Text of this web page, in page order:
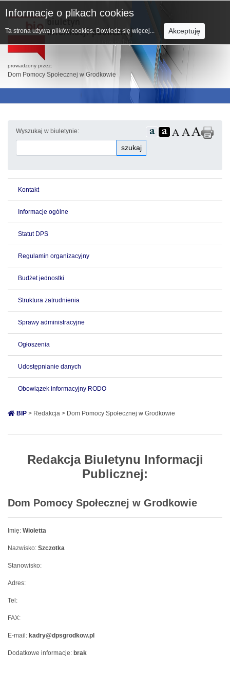
prowadzony przez:
Dom Pomocy Społecznej w Grodkowie
Wyszukaj w biuletynie:
szukaj
Kontakt
Informacje ogólne
Statut DPS
Regulamin organizacyjny
Budżet jednostki
Struktura zatrudnienia
Sprawy administracyjne
Ogłoszenia
Udostępnianie danych
Obowiązek informacyjny RODO
BIP > Redakcja > Dom Pomocy Społecznej w Grodkowie
Redakcja Biuletynu Informacji
Publicznej:
Dom Pomocy Społecznej w Grodkowie
Imię: Wioletta
Nazwisko: Szczotka
Stanowisko:
Adres:
Tel:
FAX:
E-mail: kadry@dpsgrodkow.pl
Dodatkowe informacje: brak
Informacje o plikach cookies
Ta strona używa plików cookies. Dowiedz się więcej... Akceptuję